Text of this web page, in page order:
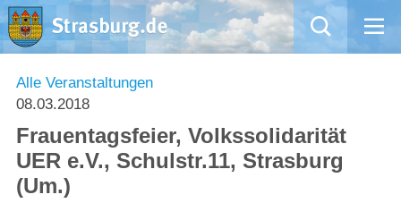
Mängelmeldung
Rathaus
Alle Veranstaltungen
08.03.2018
Frauentagsfeier, Volkssolidarität
UER e.V., Schulstr.11, Strasburg
(Um.)